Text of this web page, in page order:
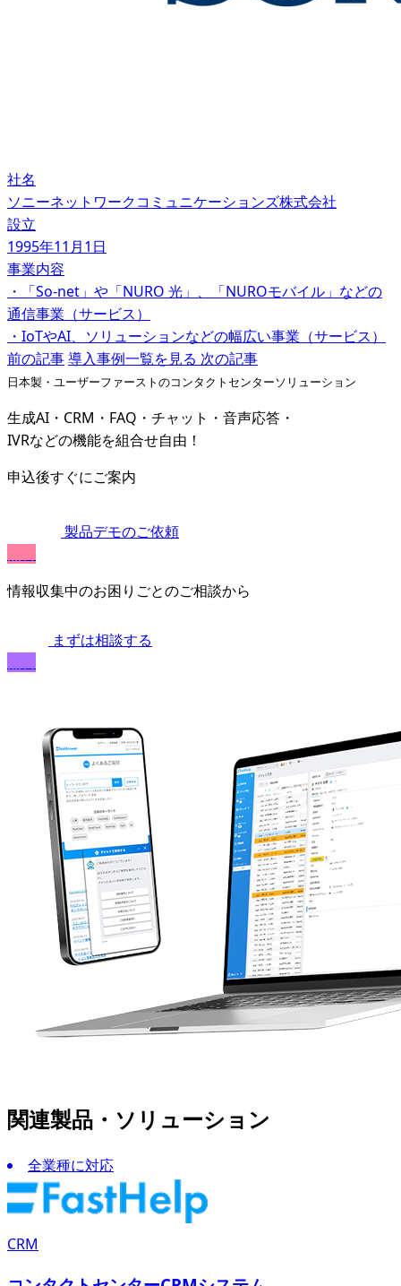
社名
ソニーネットワークコミュニケーションズ株式会社
設立
1995年11月1日
事業内容
・「So-net」や「NURO 光」、「NUROモバイル」などの
通信事業（サービス）
・IoTやAI、ソリューションなどの幅広い事業（サービス）
前の記事導入事例一覧を見る 次の記事
日本製・ユーザーファーストのコンタクトセンターソリューション
生成AI・CRM・FAQ・チャット・音声応答・
IVRなどの機能を組合せ自由！
申込後すぐにご案内
製品デモのご依頼
情報収集中のお困りごとのご相談から
まずは相談する
関連製品・ソリューション
全業種に対応
CRM